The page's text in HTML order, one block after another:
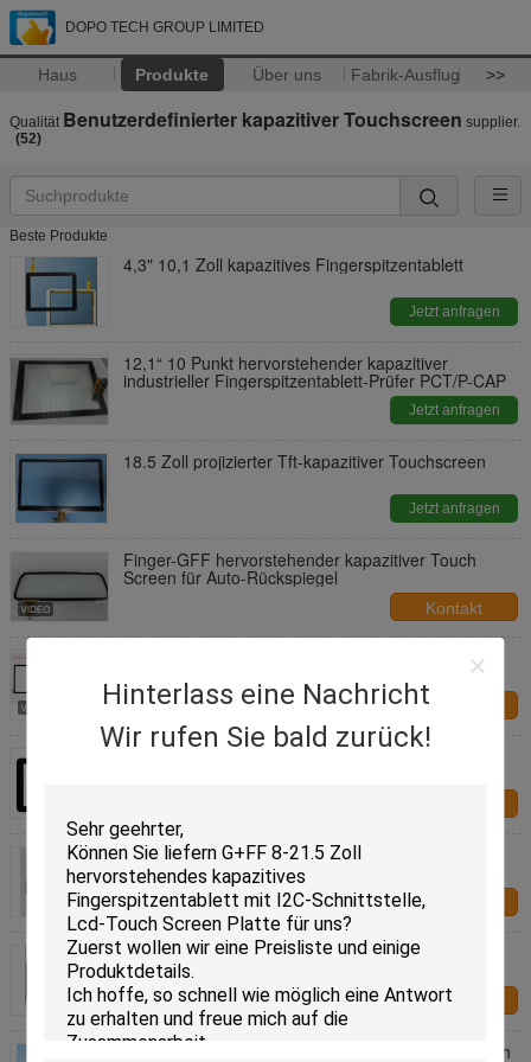
DOPO TECH GROUP LIMITED
Haus Produkte Über uns Fabrik-Ausflug >>
Hinterlass eine Nachricht
Wir rufen Sie bald zurück!
Qualität Benutzerdefinierter kapazitiver Touchscreen supplier.
(52)
Beste Produkte
4,3" 10,1 Zoll kapazitives Fingerspitzentablett
Jetzt anfragen
12,1“ 10 Punkt hervorstehender kapazitiver
industrieller Fingerspitzentablett-Prüfer PCT/P-CAP
Jetzt anfragen
18.5 Zoll projizierter Tft-kapazitiver Touchscreen
Jetzt anfragen
Finger-GFF hervorstehender kapazitiver Touch
Screen für Auto-Rückspiegel
Kontakt
Hervorstehender kapazitiver Touch Screen G + G
Kontakt
10,1 Zoll projektierte kapazitiven Touch Screen mit
Hafen-multi Note USBs/I2C
8 Zoll hervorstehendes kapazitives
Fingerspitzentablett mit I2C- oder USB-
Schnittstellen-Ersatz
Kontakt
17 Zoll 10 Punkt hervorstehender kapazitiver Touch